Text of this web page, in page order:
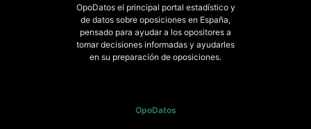
OpoDatos el principal portal estadístico y
de datos sobre oposiciones en España,
pensado para ayudar a los opositores a
tomar decisiones informadas y ayudarles
en su preparación de oposiciones.
OpoDatos